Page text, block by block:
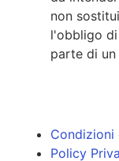
non
l'obbligo di
parte di
Policy